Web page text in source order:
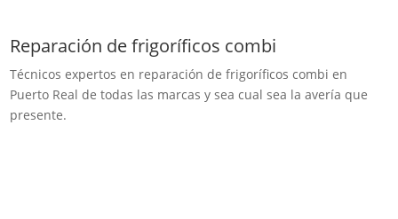
Reparación de frigoríficos combi
Técnicos expertos en reparación de frigoríficos combi en
Puerto Real de todas las marcas y sea cual sea la avería que
presente.